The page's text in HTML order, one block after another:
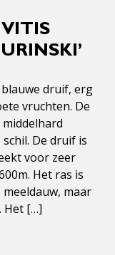
blauwe druif, erg
vruchten. De
De druif is
voor zeer
Het ras is
maar
Het […]